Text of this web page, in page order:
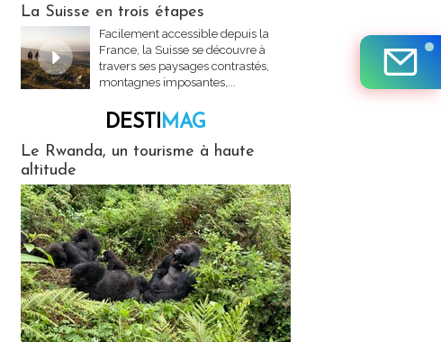
La Suisse en trois étapes
Facilement accessible depuis la
France, la Suisse se découvre à
travers ses paysages contrastés,
montagnes imposantes,...
DESTIMAG
Le Rwanda, un tourisme à haute
altitude